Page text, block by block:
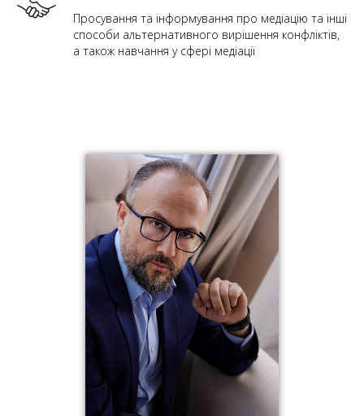
Просування та інформування про медіацію та інші
способи альтернативного вирішення конфліктів,
а також навчання у сфері медіації